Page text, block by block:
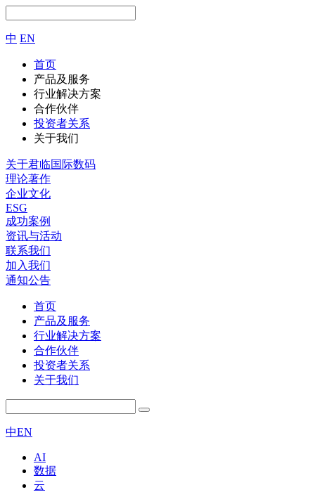
中 EN
首页
产品及服务
行业解决方案
合作伙伴
投资者关系
关于我们
关于君临国际数码
理论著作
企业文化
ESG
成功案例
资讯与活动
联系我们
加入我们
通知公告
首页
产品及服务
行业解决方案
合作伙伴
投资者关系
关于我们
中EN
AI
数据
云